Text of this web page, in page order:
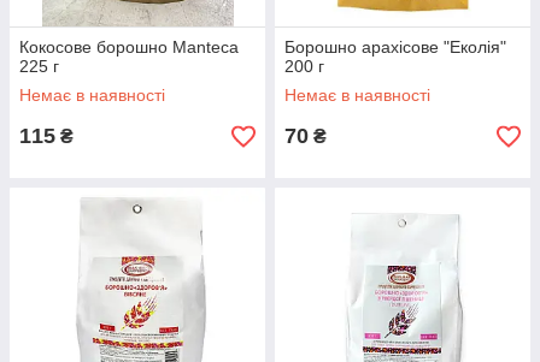
Кокосове борошно Manteca
225 г
Немає в наявності
115 ₴
Борошно арахісове "Еколія"
200 г
Немає в наявності
70 ₴